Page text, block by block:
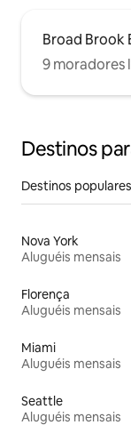
Broad Brook
9 moradores
Destinos
Destinos
Nova York
Aluguéis mensais
Florença
Aluguéis mensais
Miami
Aluguéis mensais
Seattle
Aluguéis mensais